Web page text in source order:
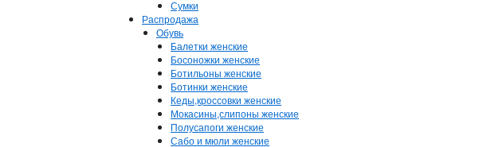
Сумки
Распродажа
Обувь
Балетки женские
Босоножки женские
Ботильоны женские
Ботинки женские
Кеды,кроссовки женские
Мокасины,слипоны женские
Полусапоги женские
Сабо и мюли женские